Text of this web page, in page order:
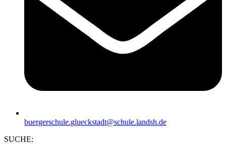
buergerschule.glueckstadt@schule.landsh.de
SUCHE: